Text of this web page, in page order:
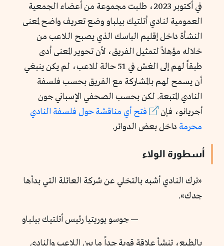
في أكتوبر 2023، طلبت مجموعة من أعضاء الجمعية
العمومية لنادي أتلتيك بيلباو وضع تعريف واضح لمعنى
النشأة داخل إقليم الباسك الذي يصبح اللاعب من
خلاله مؤهلاً لتمثيل الفريق، لأن تحوير المعنى أدى
طبقاً لهم إلى الغش في 51 حالة للاعب، لم يكن ينبغي
أن يسمح لهم بالمشاركة مع الفريق بحسب فلسفة
النادي المتبعة. لكن بحسب الصحفي الإسباني جون
أجريانو، فإن
فتح أي مناقشة حول فلسفة النادي
محرمة داخل بعض الدوائر.
أسطورة الولاء
«ترك النادي أشبه بالتخلي عن شركة العائلة التي بدأها
جدك».
— جوسو يوريتيا رئيس أتلتيك بيلباو
بالطبع، تنشأ علاقة قوية جداً ما بين اللاعب والنادي